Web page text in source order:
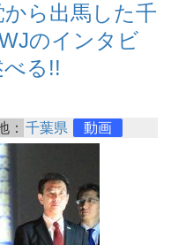
ら出馬した千
のインタビ
べる!!
： 千葉県 動画